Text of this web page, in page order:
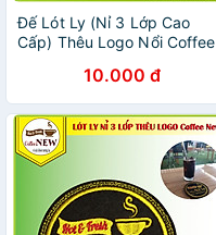
Đế Lót Ly (Nỉ 3 Lớp Cao
Cấp) Thêu Logo Nổi Coffee
Thấm nước nhanh - Nhỏ,
gọn, Đẹp_Coffee New
10.000 đ